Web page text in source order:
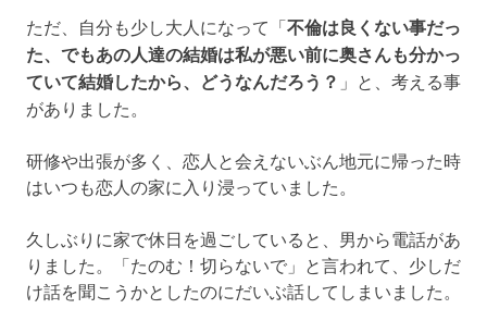
ただ、自分も少し大人になって「不倫は良くない事だっ
た、でもあの人達の結婚は私が悪い前に奥さんも分かっ
ていて結婚したから、どうなんだろう？ 」と、考える事
がありました。
研修や出張が多く、恋人と会えないぶん地元に帰った時
はいつも恋人の家に入り浸っていました。
久しぶりに家で休日を過ごしていると、男から電話があ
りました。「たのむ！切らないで」と言われて、少しだ
け話を聞こうかとしたのにだいぶ話してしまいました。